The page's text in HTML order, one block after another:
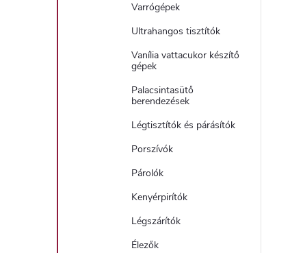
Varrógépek
Ultrahangos tisztítók
Vanília vattacukor készítő
gépek
Palacsintasütő
berendezések
Légtisztítók és párásítók
Porszívók
Párolók
Kenyérpirítók
Légszárítók
Élezők